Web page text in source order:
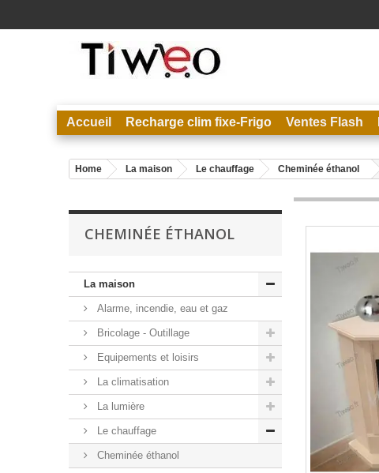
Accueil Recharge clim fixe-Frigo Ventes Flash
Home La maison Le chauffage Cheminée éthanol
CHEMINÉE ÉTHANOL
La maison
Alarme, incendie, eau et gaz
Bricolage - Outillage
Equipements et loisirs
La climatisation
La lumière
Le chauffage
Cheminée éthanol